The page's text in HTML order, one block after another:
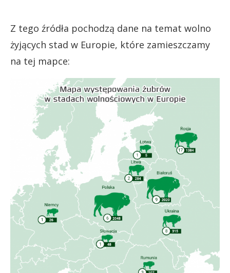
Z tego źródła pochodzą dane na temat wolno
żyjących stad w Europie, które zamieszczamy
na tej mapce: